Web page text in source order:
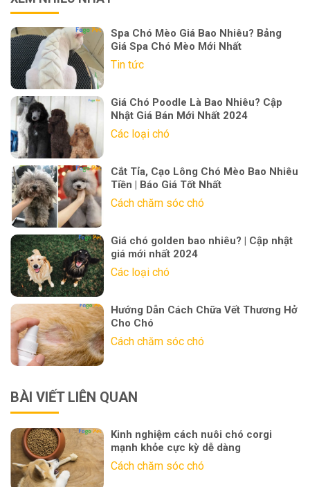
Spa Chó Mèo Giá Bao Nhiêu? Bảng
Giá Spa Chó Mèo Mới Nhất
Tin tức
Giá Chó Poodle Là Bao Nhiêu? Cập
Nhật Giá Bán Mới Nhất 2024
Các loại chó
Cắt Tỉa, Cạo Lông Chó Mèo Bao Nhiêu
Tiền | Báo Giá Tốt Nhất
Cách chăm sóc chó
Giá chó golden bao nhiêu? | Cập nhật
giá mới nhất 2024
Các loại chó
Hướng Dẫn Cách Chữa Vết Thương Hở
Cho Chó
Cách chăm sóc chó
BÀI VIẾT LIÊN QUAN
Kinh nghiệm cách nuôi chó corgi
mạnh khỏe cực kỳ dễ dàng
Cách chăm sóc chó